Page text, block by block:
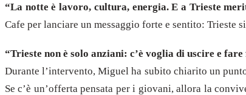
“La notte è lavoro, cultura, energia. E a Trieste
Cafe per lanciare un messaggio forte e sentito: Trieste
“Trieste non è solo anziani: c’è voglia di uscire e fare
Durante l’intervento, Miguel ha subito chiarito un
Se c’è un’offerta pensata per i giovani, allora la